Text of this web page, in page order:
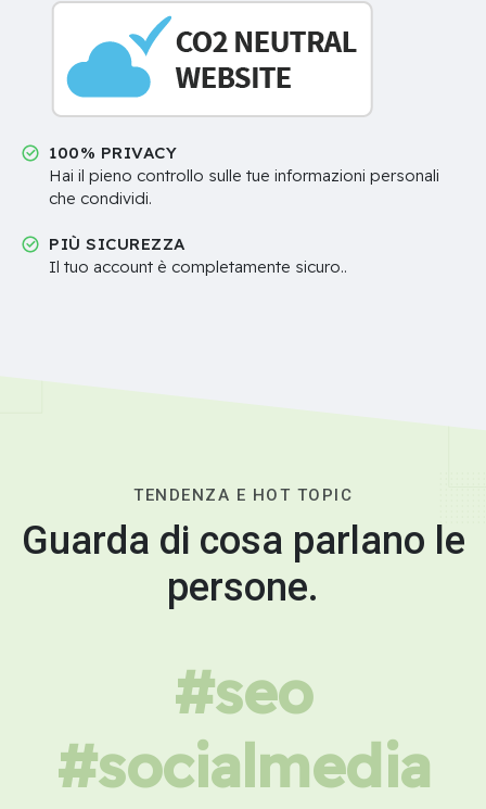
100% PRIVACY
Hai il pieno controllo sulle tue informazioni personali
che condividi.
PIÙ SICUREZZA
Il tuo account è completamente sicuro..
TENDENZA E HOT TOPIC
Guarda di cosa parlano le
persone.
#seo
#socialmedia